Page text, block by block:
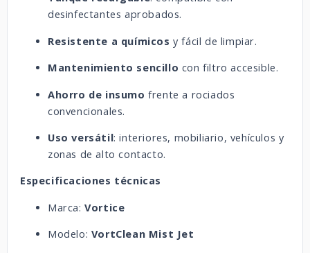
desinfectantes aprobados.
Resistente a químicos y fácil de limpiar.
Mantenimiento sencillo con filtro accesible.
Ahorro de insumo frente a rociados
convencionales.
Uso versátil: interiores, mobiliario, vehículos y
zonas de alto contacto.
Especificaciones técnicas
Marca:Vortice
Modelo: VortClean Mist Jet